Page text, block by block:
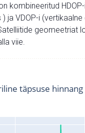
kombineeritud
ja VDOP-i
geomeetriat
viie.
täpsuse hinnang